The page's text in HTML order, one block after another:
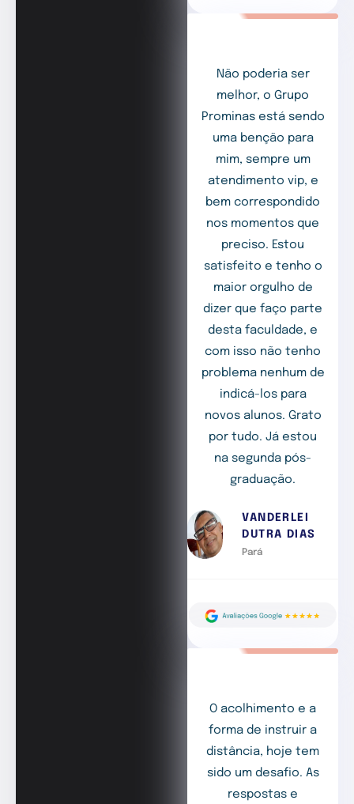
Não poderia ser
melhor, o Grupo
Prominas está sendo
uma benção para
mim, sempre um
atendimento vip, e
bem correspondido
nos momentos que
preciso. Estou
satisfeito e tenho o
maior orgulho de
dizer que faço parte
desta faculdade, e
com isso não tenho
problema nenhum de
indicá-los para
novos alunos. Grato
por tudo. Já estou
na segunda pós-
graduação.
VANDERLEI
DUTRA DIAS
Pará
O acolhimento e a
forma de instruir a
distância, hoje tem
sido um desafio. As
respostas e